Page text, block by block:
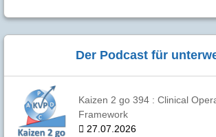
Der Podcast für
Kaizen 2 go 394 : Clinical
Framework
27.07.2026